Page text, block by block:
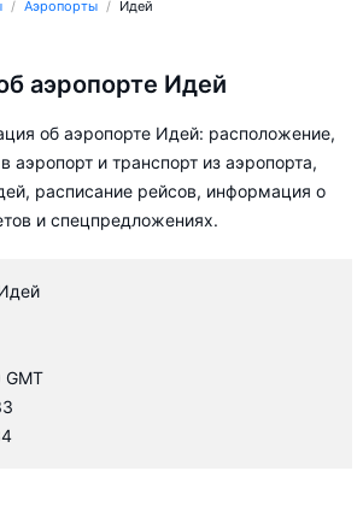
Аэропорты Идей
аэропорте Идей
об аэропорте Идей: расположение,
аэропорт и транспорт из аэропорта,
расписание рейсов, информация о
и спецпредложениях.